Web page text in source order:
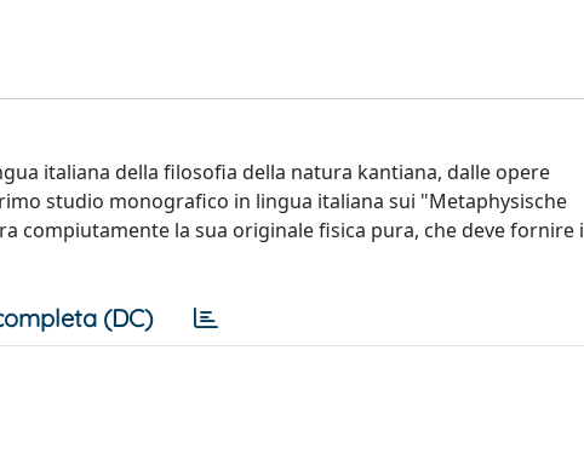
italiana della filosofia della natura kantiana, dalle opere
studio monografico in lingua italiana sui "Metaphysische
compiutamente la sua originale fisica pura, che deve fornire i
(DC)